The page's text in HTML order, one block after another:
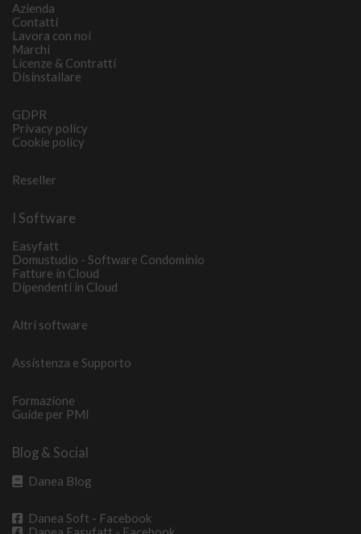
Azienda
Contatti
Lavora con noi
Marchi
Licenze & Contratti
Disinstallare
GDPR
Privacy policy
Cookie policy
Reseller
I Software
Easyfatt
Domustudio - Software Condominio
Fatture in Cloud
Dipendenti in Cloud
Altri software
Assistenza e Supporto
Formazione
Guide per PMI
Blog & Social
Danea Blog
Danea Soft - Facebook